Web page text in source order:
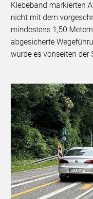
Klebeband markierten
nicht mit dem
mindestens 1,50
abgesicherte
wurde es vonseiten der